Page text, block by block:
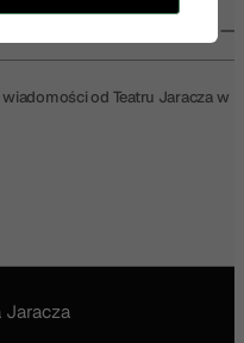
od Teatru Jaracza w
Jaracza